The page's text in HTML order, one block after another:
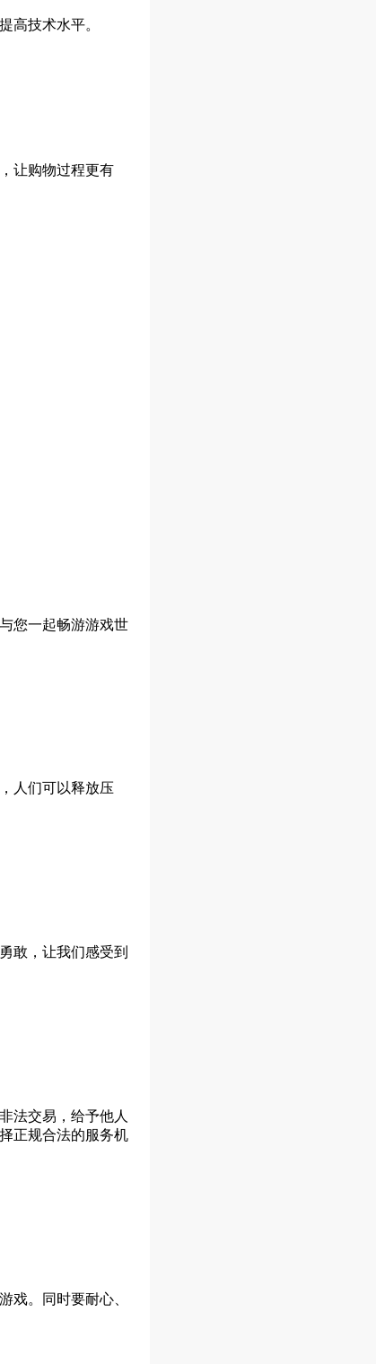
高技术水平。
让购物过程更有
您一起畅游游戏世
人们可以释放压
敢，让我们感受到
法交易，给予他人
正规合法的服务机
戏。同时要耐心、